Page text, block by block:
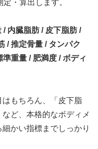
・算出します。
/ 内臓脂肪 / 皮下脂肪 /
/ 推定骨量 / タンパク
重量 / 肥満度 / ボディ
もちろん、「皮下脂
ど、本格的なボディメ
かい指標までしっかり